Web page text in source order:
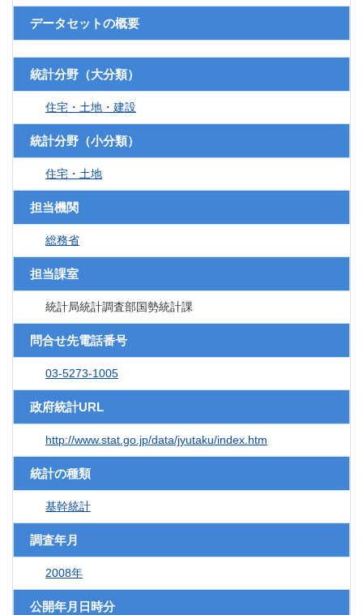
データセットの概要
統計分野（大分類）
住宅・土地・建設
統計分野（小分類）
住宅・土地
担当機関
総務省
担当課室
統計局統計調査部国勢統計課
問合せ先電話番号
03-5273-1005
政府統計URL
http://www.stat.go.jp/data/jyutaku/index.htm
統計の種類
基幹統計
調査年月
2008年
公開年月日時分